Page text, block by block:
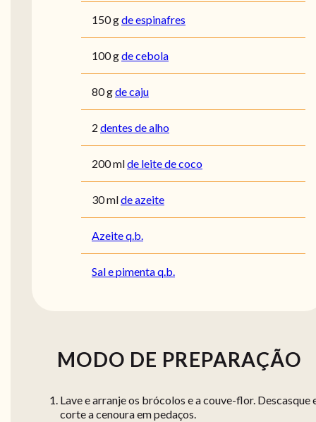
150gde espinafres
100gde cebola
80gde caju
2 dentes de alho
200mlde leite de coco
30mlde azeite
Azeite q.b.
Sal e pimenta q.b.
MODO DE PREPARAÇÃO
Lave e arranje os brócolos e a couve-flor. Descasque
corte a cenoura em pedaços.